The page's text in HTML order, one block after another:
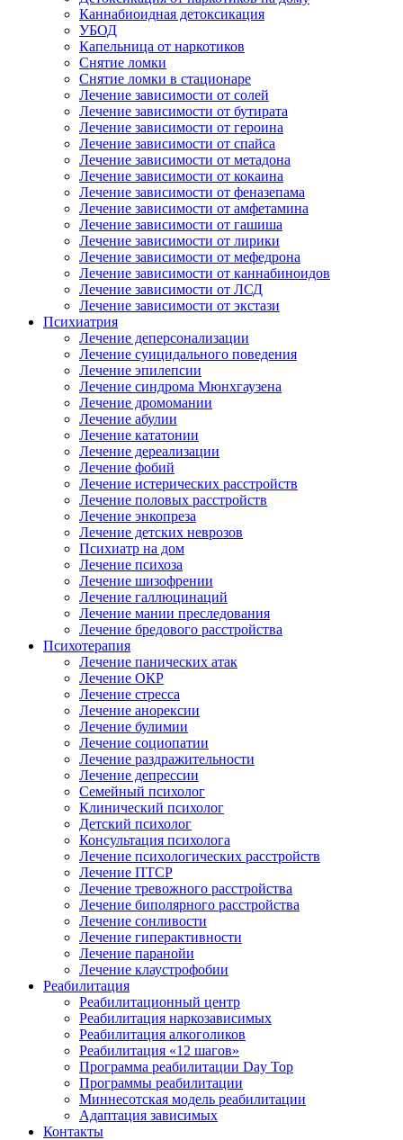
Каннабиоидная детоксикация
УБОД
Капельница от наркотиков
Снятие ломки
Снятие ломки в стационаре
Лечение зависимости от солей
Лечение зависимости от бутирата
Лечение зависимости от героина
Лечение зависимости от спайса
Лечение зависимости от метадона
Лечение зависимости от кокаина
Лечение зависимости от феназепама
Лечение зависимости от амфетамина
Лечение зависимости от гашиша
Лечение зависимости от лирики
Лечение зависимости от мефедрона
Лечение зависимости от каннабиноидов
Лечение зависимости от ЛСД
Лечение зависимости от экстази
Психиатрия
Лечение деперсонализации
Лечение суицидального поведения
Лечение эпилепсии
Лечение синдрома Мюнхгаузена
Лечение дромомании
Лечение абулии
Лечение кататонии
Лечение дереализации
Лечение фобий
Лечение истерических расстройств
Лечение половых расстройств
Лечение энкопреза
Лечение детских неврозов
Психиатр на дом
Лечение психоза
Лечение шизофрении
Лечение галлюцинаций
Лечение мании преследования
Лечение бредового расстройства
Психотерапия
Лечение панических атак
Лечение ОКР
Лечение стресса
Лечение анорексии
Лечение булимии
Лечение социопатии
Лечение раздражительности
Лечение депрессии
Семейный психолог
Клинический психолог
Детский психолог
Консультация психолога
Лечение психологических расстройств
Лечение ПТСР
Лечение тревожного расстройства
Лечение биполярного расстройства
Лечение сонливости
Лечение гиперактивности
Лечение паранойи
Лечение клаустрофобии
Реабилитация
Реабилитационный центр
Реабилитация наркозависимых
Реабилитация алкоголиков
Реабилитация «12 шагов»
Программа реабилитации Day Top
Программы реабилитации
Миннесотская модель реабилитации
Адаптация зависимых
Контакты